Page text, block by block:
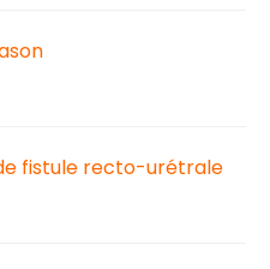
fistule recto-urétrale